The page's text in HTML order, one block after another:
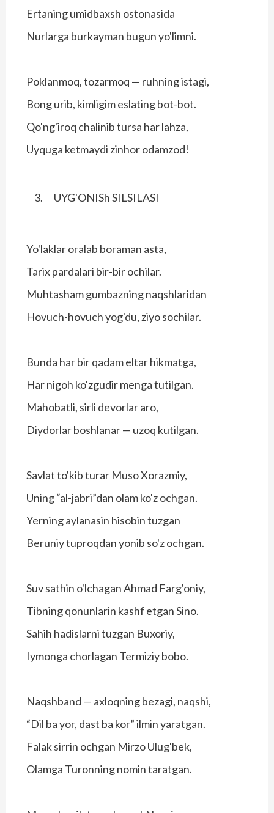
Ertaning umidbaxsh ostonasida
Nurlarga burkayman bugun yo'limni.
Poklanmoq, tozarmoq — ruhning istagi,
Bong urib, kimligim eslating bot-bot.
Qo'ng'iroq chalinib tursa har lahza,
Uyquga ketmaydi zinhor odamzod!
UYG'ONISh SILSILASI
Yo'laklar oralab boraman asta,
Tarix pardalari bir-bir ochilar.
Muhtasham gumbazning naqshlaridan
Hovuch-hovuch yog'du, ziyo sochilar.
Bunda har bir qadam eltar hikmatga,
Har nigoh ko'zgudir menga tutilgan.
Mahobatli, sirli devorlar aro,
Diydorlar boshlanar — uzoq kutilgan.
Savlat to'kib turar Muso Xorazmiy,
Uning “al-jabri”dan olam ko'z ochgan.
Yerning aylanasin hisobin tuzgan
Beruniy tuproqdan yonib so'z ochgan.
Suv sathin o'lchagan Ahmad Farg'oniy,
Tibning qonunlarin kashf etgan Sino.
Sahih hadislarni tuzgan Buxoriy,
Iymonga chorlagan Termiziy bobo.
Naqshband — axloqning bezagi, naqshi,
“Dil ba yor, dast ba kor” ilmin yaratgan.
Falak sirrin ochgan Mirzo Ulug'bek,
Olamga Turonning nomin taratgan.